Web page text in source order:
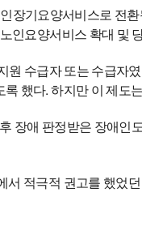
장기요양서비스로 전
인요양서비스 확대 및
수급자 또는 수급자
했다. 하지만 이 제도
장애 판정받은 장애
적극적 권고를 했었